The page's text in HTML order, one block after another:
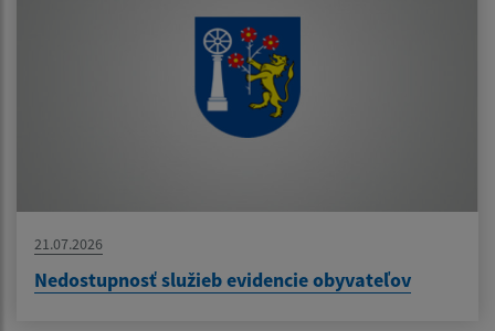
21.07.2026
Nedostupnosť služieb evidencie obyvateľov